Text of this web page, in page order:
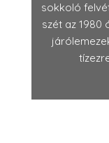
sokkoló
szét az 1980